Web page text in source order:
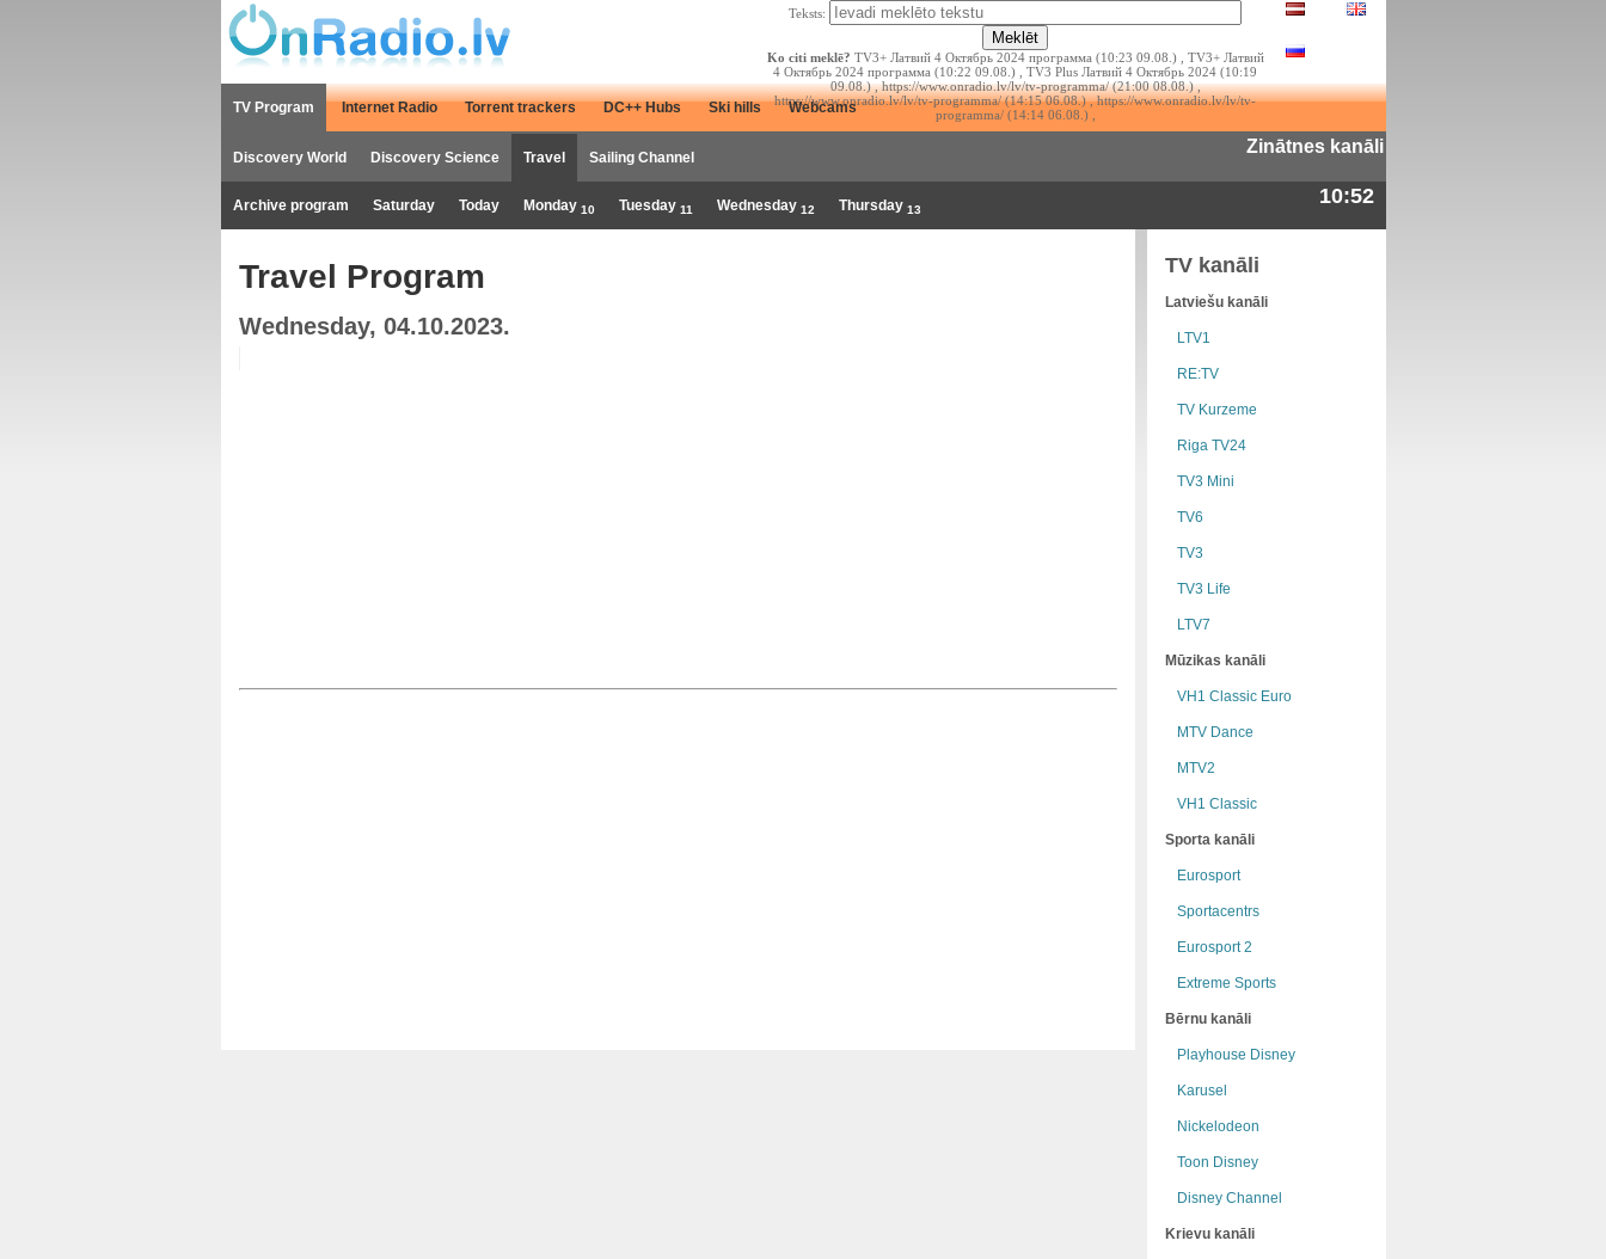
Teksts:
Ko citi meklē? TV3+ Латвий 4 Октябрь 2024 программа (10:23 09.08.) , TV3+ Латвий
4 Октябрь 2024 программа (10:22 09.08.) , TV3 Plus Латвий 4 Октябрь 2024 (10:19
09.08.) , https://www.onradio.lv/lv/tv-programma/ (21:00 08.08.) ,
https://www.onradio.lv/lv/tv-programma/ (14:15 06.08.) , https://www.onradio.lv/lv/tv-
programma/ (14:14 06.08.) ,
TV Program Internet Radio Torrent trackers DC++ Hubs Ski hills Webcams
Discovery World Discovery Science Travel Sailing Channel
Zinātnes kanāli
Archive program Saturday Today Monday 10 Tuesday 11 Wednesday 12 Thursday 13
10:52
Travel Program
Wednesday, 04.10.2023.
TV kanāli
Latviešu kanāli
LTV1
RE:TV
TV Kurzeme
Riga TV24
TV3 Mini
TV6
TV3
TV3 Life
LTV7
Mūzikas kanāli
VH1 Classic Euro
MTV Dance
MTV2
VH1 Classic
Sporta kanāli
Eurosport
Sportacentrs
Eurosport 2
Extreme Sports
Bērnu kanāli
Playhouse Disney
Karusel
Nickelodeon
Toon Disney
Disney Channel
Krievu kanāli